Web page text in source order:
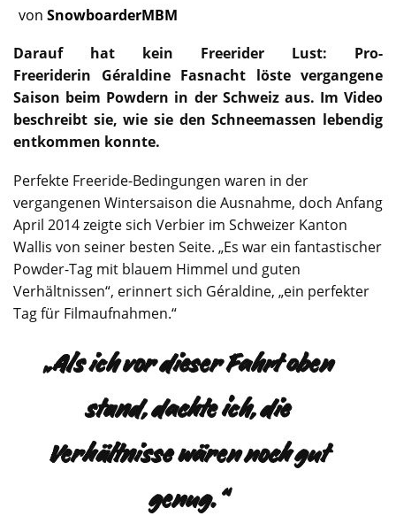
von SnowboarderMBM
Darauf hat kein Freerider Lust: Pro-
Freeriderin Géraldine Fasnacht löste vergangene
Saison beim Powdern in der Schweiz aus. Im Video
beschreibt sie, wie sie den Schneemassen lebendig
entkommen konnte.
Perfekte Freeride-Bedingungen waren in der
vergangenen Wintersaison die Ausnahme, doch Anfang
April 2014 zeigte sich Verbier im Schweizer Kanton
Wallis von seiner besten Seite. „Es war ein fantastischer
Powder-Tag mit blauem Himmel und guten
Verhältnissen“, erinnert sich Géraldine, „ein perfekter
Tag für Filmaufnahmen.“
„Als ich vor dieser Fahrt oben
stand, dachte ich, die
Verhältnisse wären noch gut
genug.“